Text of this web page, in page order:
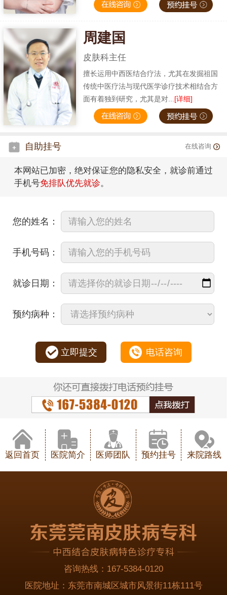
周建国
皮肤科主任
擅长运用中西医结合疗法，尤其在发掘祖国
传统中医疗法与现代医学诊疗技术相结合方
面有着独到研究，尤其是对...[详细]
自助挂号 在线咨询
本网站已加密，绝对保证您的隐私安全，就诊前通过
手机号免排队优先就诊。
您的姓名：
手机号码：
就诊日期：
预约病种：
立即提交 电话咨询
返回首页 医院简介 医师团队 预约挂号 来院路线
咨询热线： 167-5384-0120
医院地址： 东莞市南城区城市风景街11栋111号